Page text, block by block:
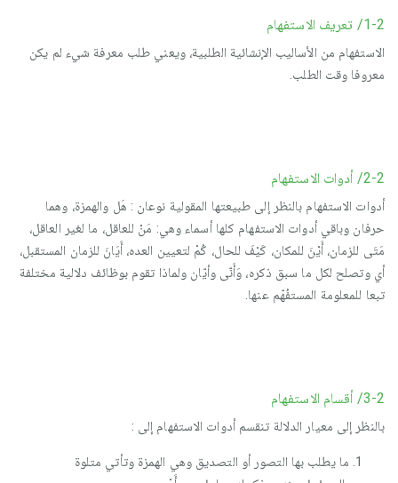
1-2/ تعريف الاستفهام
الاستفهام من الأساليب الإنشائية الطلبية، ويعني طلب معرفة شيء لم يكن
معروفا وقت الطلب.
2-2/ أدوات الاستفهام
أدوات الاستفهام بالنظر إلى طبيعتها المقولية نوعان : هَل والهمزة، وهما
حرفان وباقي أدوات الاستفهام كلها أسماء وهي: مَنْ للعاقل، ما لغير العاقل،
مَتَى للزمان، أَيْنَ للمكان، كَيْفَ للحال، كُمْ لتعيين العده، أَيَانَ للزمان المستقبل،
أي وتصلح لكل ما سبق ذكره، وَأَنّى وأيّان ولماذا تقوم بوظائف دلالية مختلفة
تبعا للمعلومة المستفُهّم عنها.
3-2/ أقسام الاستفهام
بالنظر إلى معيار الدلالة تنقسم أدوات الاستفهام إلى :
ما يطلب بها التصور أو التصديق وهي الهمزة وتأتي متلوة